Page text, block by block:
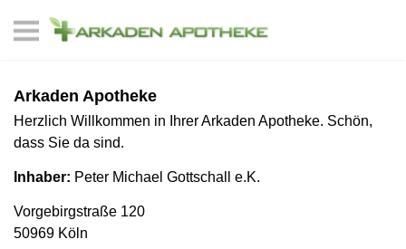
Arkaden Apotheke
Herzlich Willkommen in Ihrer Arkaden Apotheke. Schön,
dass Sie da sind.
Inhaber: Peter Michael Gottschall e.K.
Vorgebirgstraße 120
50969 Köln